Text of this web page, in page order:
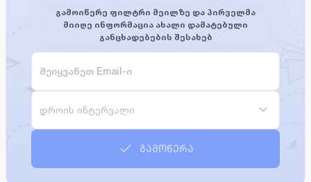
გამოიწერე ფილტრი მეილზე და პირველმა
მიიღე ინფორმაცია ახალი დამატებული
განცხადებების შესახებ
დროის ინტერვალი
გამოწერა